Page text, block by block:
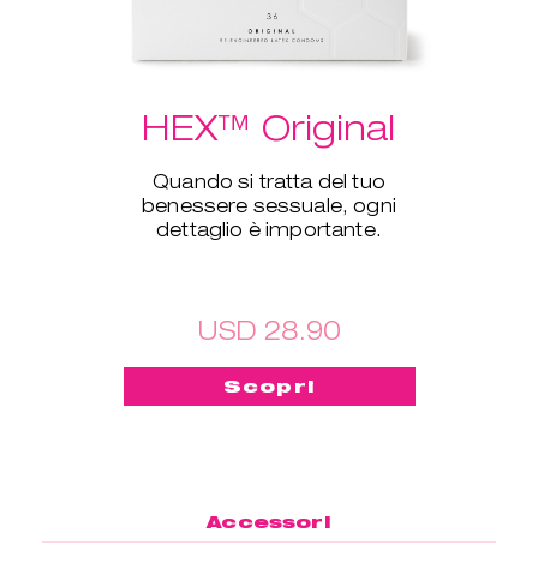
HEX™ Original
Quando si tratta del tuo
benessere sessuale, ogni
dettaglio è importante.
USD 28.90
Scopri
Accessori